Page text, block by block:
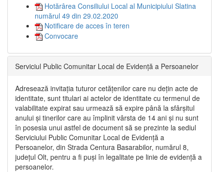
Hotărârea Consiliului Local al Municipiului Slatina
numărul 49 din 29.02.2020
Notificare de acces în teren
Convocare
Serviciul Public Comunitar Local de Evidență a Persoanelor
Adresează invitația tuturor cetățenilor care nu dețin acte de
identitate, sunt titulari ai actelor de identitate cu termenul de
valabilitate expirat sau urmează să expire până la sfârșitul
anului și tinerilor care au împlinit vârsta de 14 ani și nu sunt
în posesia unui astfel de document să se prezinte la sediul
Serviciului Public Comunitar Local de Evidență a
Persoanelor, din Strada Centura Basarabilor, numărul 8,
județul Olt, pentru a fi puși în legalitate pe linie de evidență a
persoanelor.